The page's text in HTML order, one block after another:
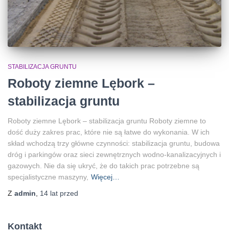
STABILIZACJA GRUNTU
Roboty ziemne Lębork –
stabilizacja gruntu
Roboty ziemne Lębork – stabilizacja gruntu Roboty ziemne to
dość duży zakres prac, które nie są łatwe do wykonania. W ich
skład wchodzą trzy główne czynności: stabilizacja gruntu, budowa
dróg i parkingów oraz sieci zewnętrznych wodno-kanalizacyjnych i
gazowych. Nie da się ukryć, że do takich prac potrzebne są
specjalistyczne maszyny, Więcej…
Z admin 14 lat przed
Kontakt